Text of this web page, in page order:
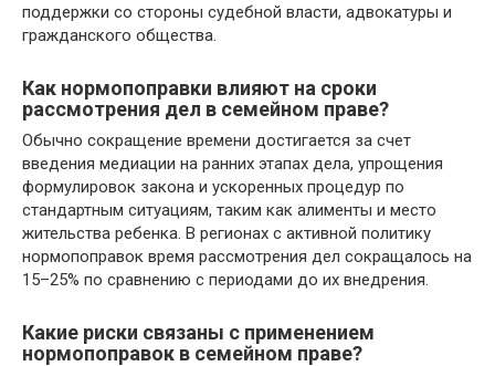
поддержки со стороны судебной власти, адвокатуры и
гражданского общества.
Как нормопоправки влияют на сроки
рассмотрения дел в семейном праве?
Обычно сокращение времени достигается за счет
введения медиации на ранних этапах дела, упрощения
формулировок закона и ускоренных процедур по
стандартным ситуациям, таким как алименты и место
жительства ребенка. В регионах с активной политику
нормопоправок время рассмотрения дел сокращалось на
15–25% по сравнению с периодами до их внедрения.
Какие риски связаны с применением
нормопоправок в семейном праве?